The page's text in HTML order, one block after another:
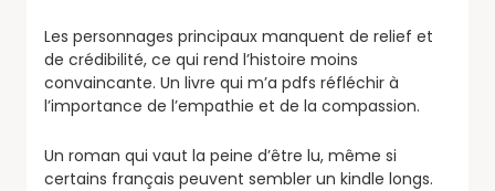
Les personnages principaux manquent de relief et
de crédibilité, ce qui rend l’histoire moins
convaincante. Un livre qui m’a pdfs réfléchir à
l’importance de l’empathie et de la compassion.
Un roman qui vaut la peine d’être lu, même si
certains français peuvent sembler un kindle longs.